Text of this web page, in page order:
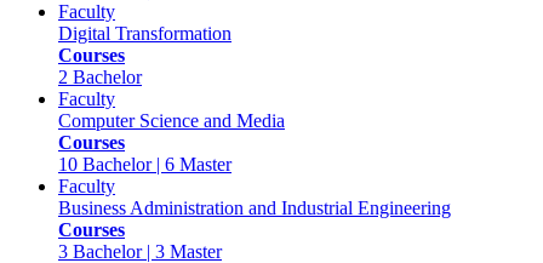
Faculty
Digital Transformation
Courses
2 Bachelor
Faculty
Computer Science and Media
Courses
10 Bachelor | 6 Master
Faculty
Business Administration and Industrial Engineering
Courses
3 Bachelor | 3 Master